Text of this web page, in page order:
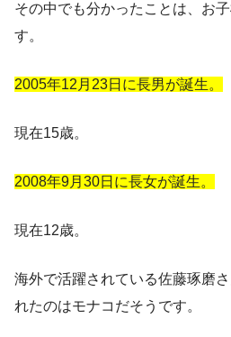
その中でも分かったことは、お
す。
2005年12月23日に長男が誕生。
現在15歳。
2008年9月30日に長女が誕生。
現在12歳。
海外で活躍されている佐藤琢磨
れたのはモナコだそうです。